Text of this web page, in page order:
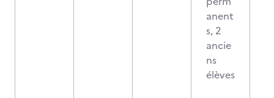
anent
s, 2
ancie
ns
élèves